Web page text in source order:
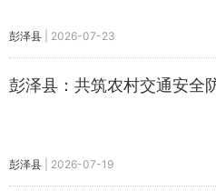
彭泽县 2026-07-23
彭泽县：共筑农村交通安全
彭泽县 2026-07-19